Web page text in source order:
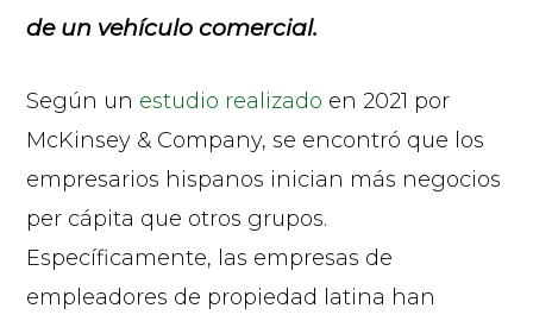
de un vehículo comercial.
Según un estudio realizado en 2021 por
McKinsey & Company, se encontró que los
empresarios hispanos inician más negocios
per cápita que otros grupos.
Específicamente, las empresas de
empleadores de propiedad latina han